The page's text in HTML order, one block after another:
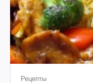
Рецепты